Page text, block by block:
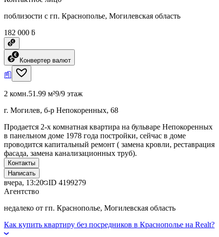
поблизости с гп. Краснополье, Могилевская область
182 000 ƃ
Конвертер валют
2 комн.51.99 м²9/9 этаж
г. Могилев, б-р Непокоренных, 68
Продается 2-х комнатная квартира на бульваре Непокоренных
в панельном доме 1978 года постройки, сейчас в доме
проводится капитальный ремонт ( замена кровли, реставрация
фасада, замена канализационных труб).
Контакты
Написать
вчера, 13:20 ID 4199279
Агентство
недалеко от гп. Краснополье, Могилевская область
Как купить квартиру без посредников в Краснополье на Realt?